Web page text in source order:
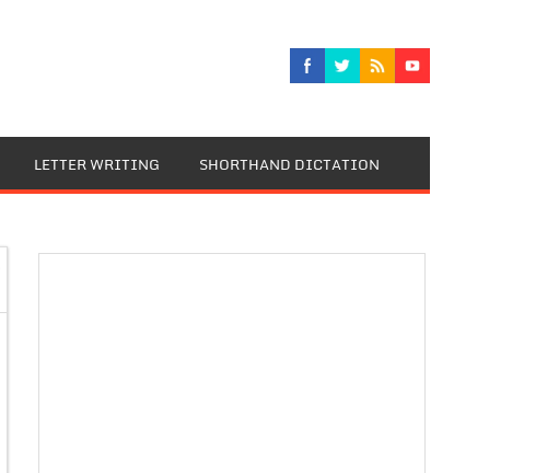
LETTER WRITING SHORTHAND DICTATION